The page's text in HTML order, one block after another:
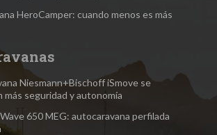
HeroCamper: cuando menos es más
Niesmann+Bischoff iSmove se
más seguridad y autonomía
650 MEG: autocaravana perfilada